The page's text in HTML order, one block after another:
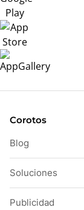
Corotos
Blog
Soluciones
Publicidad